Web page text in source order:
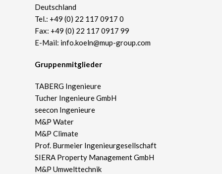
Gruppenmitglieder
TABERG Ingenieure
Tucher Ingenieure GmbH
seecon Ingenieure
M&P Water
M&P Climate
Prof. Burmeier Ingenieurgesellschaft
SIERA Property Management GmbH
M&P Umwelttechnik
Deutschland
Tel.: +49 (0) 22 117 0917 0
Fax: +49 (0) 22 117 0917 99
E-Mail: info.koeln@mup-group.com